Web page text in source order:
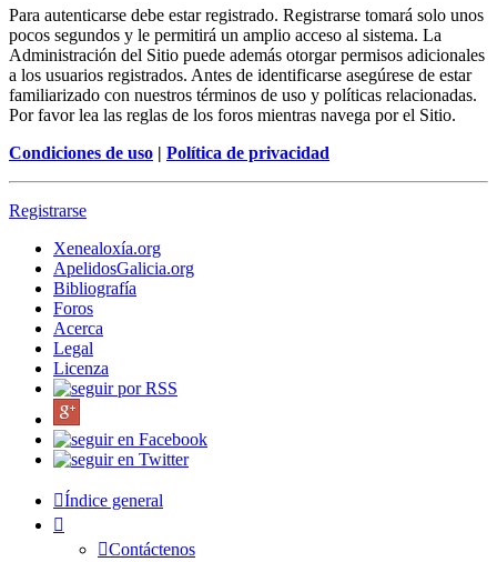
Para autenticarse debe estar registrado. Registrarse tomará solo unos
pocos segundos y le permitirá un amplio acceso al sistema. La
Administración del Sitio puede además otorgar permisos adicionales
a los usuarios registrados. Antes de identificarse asegúrese de estar
familiarizado con nuestros términos de uso y políticas relacionadas.
Por favor lea las reglas de los foros mientras navega por el Sitio.
Condiciones de uso | Política de privacidad
Registrarse
Xenealoxía.org
ApelidosGalicia.org
Bibliografía
Foros
Acerca
Legal
Licenza
Índice general
Contáctenos